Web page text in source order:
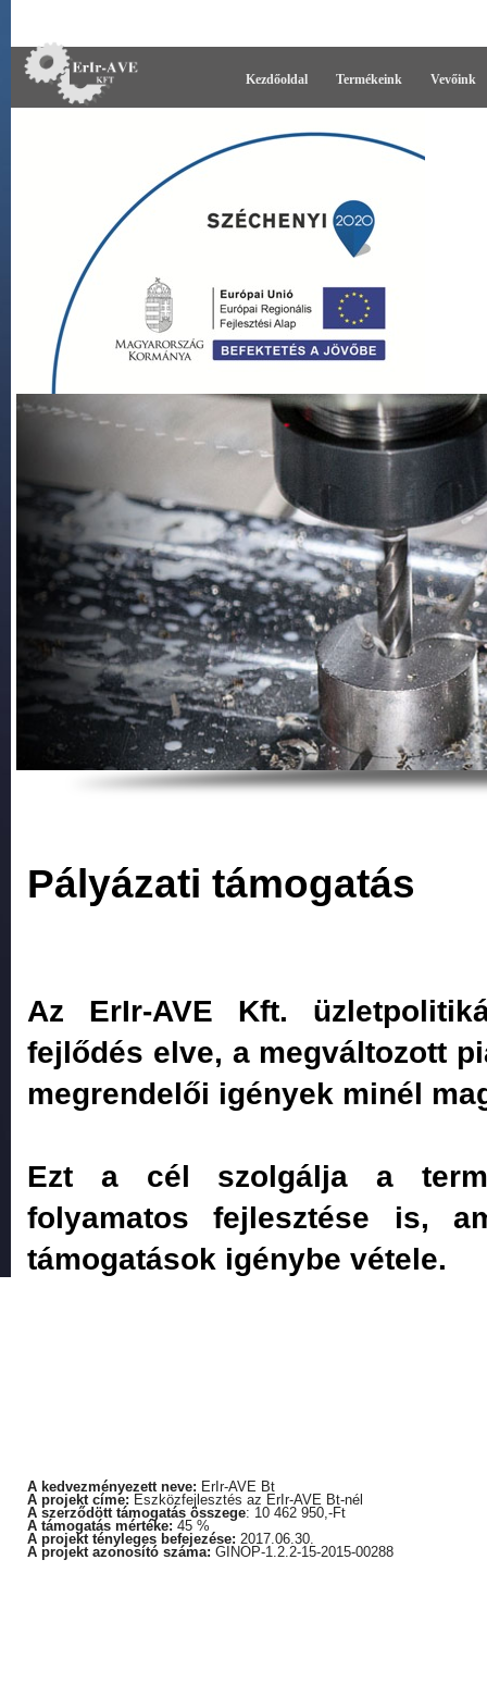
Kezdőoldal Termékeink Vevőink
Pályázati támogatás
Az ErIr-AVE Kft.
fejlődés elve, a megváltozott
megrendelői igények minél
Ezt a cél szolgálja a
folyamatos fejlesztése is,
támogatások igénybe vétele.
A kedvezményezett neve: ErIr-AVE Bt
A projekt címe: Eszközfejlesztés az ErIr-AVE Bt-nél
A szerződött támogatás összege: 10 462 950,-Ft
A támogatás mértéke: 45 %
A projekt tényleges befejezése: 2017.06.30.
A projekt azonosító száma: GINOP-1.2.2-15-2015-00288